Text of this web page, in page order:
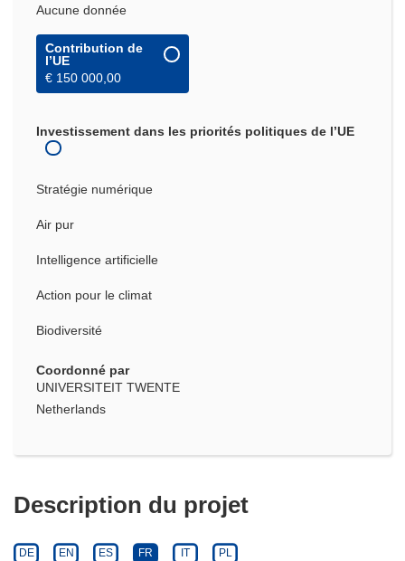
Aucune donnée
Contribution de
l’UE
€ 150 000,00
Investissement dans les priorités politiques de l’UE
Stratégie numérique
Air pur
Intelligence artificielle
Action pour le climat
Biodiversité
Coordonné par
UNIVERSITEIT TWENTE
Netherlands
Description du projet
DE EN ES FR IT PL